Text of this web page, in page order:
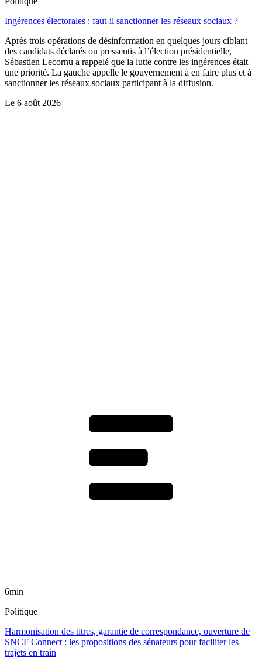
Ingérences électorales : faut-il sanctionner les réseaux sociaux ?
Après trois opérations de désinformation en quelques jours ciblant
des candidats déclarés ou pressentis à l’élection présidentielle,
Sébastien Lecornu a rappelé que la lutte contre les ingérences était
une priorité. La gauche appelle le gouvernement à en faire plus et à
sanctionner les réseaux sociaux participant à la diffusion.
Le 6 août 2026
6min
Politique
Harmonisation des titres, garantie de correspondance, ouverture de
SNCF Connect : les propositions des sénateurs pour faciliter les
trajets en train